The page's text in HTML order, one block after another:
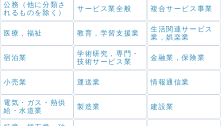
公務（他に分類さ
れるものを除く）
サービス業全般 複合サービス事業
医療，福祉 教育，学習支援業
生活関連サービス
業，娯楽業
宿泊業
学術研究，専門・
技術サービス業
金融業，保険業
小売業 運送業 情報通信業
電気・ガス・熱供
給・水道業
製造業 建設業